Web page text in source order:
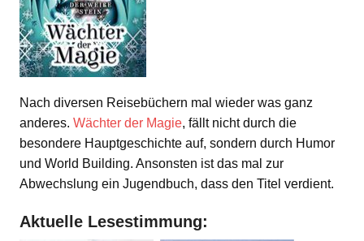
Nach diversen Reisebüchern mal wieder was ganz
anderes. Wächter der Magie, fällt nicht durch die
besondere Hauptgeschichte auf, sondern durch Humor
und World Building. Ansonsten ist das mal zur
Abwechslung ein Jugendbuch, dass den Titel verdient.
Aktuelle Lesestimmung: